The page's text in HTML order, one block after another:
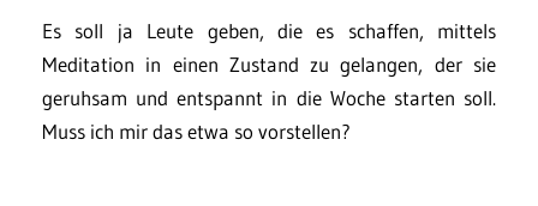
Es soll ja Leute geben, die es schaffen, mittels
Meditation in einen Zustand zu gelangen, der sie
geruhsam und entspannt in die Woche starten soll.
Muss ich mir das etwa so vorstellen?